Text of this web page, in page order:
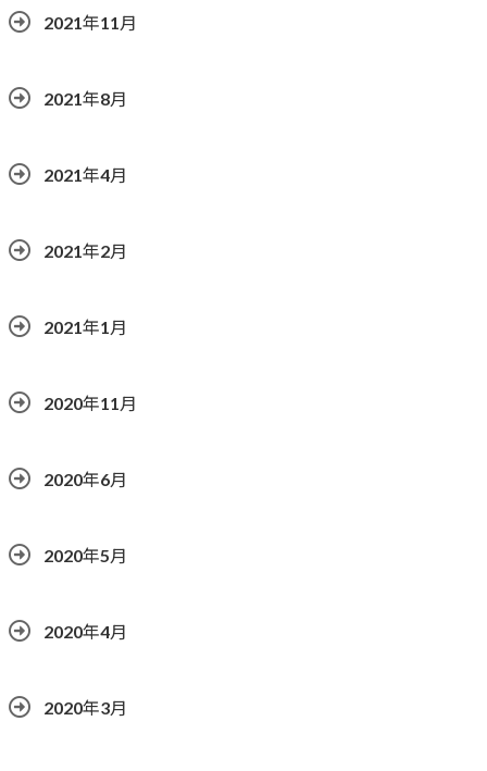
2021年11月
2021年8月
2021年4月
2021年2月
2021年1月
2020年11月
2020年6月
2020年5月
2020年4月
2020年3月